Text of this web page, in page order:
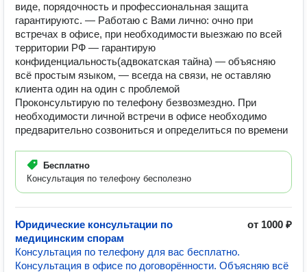
виде, порядочность и профессиональная защита
гарантируютс. ️— Работаю с Вами лично: очно при
встречах в офисе, при необходимости выезжаю по всей
территории РФ ️— гарантирую
конфиденциальность(адвокатская тайна) ️— объясняю
всё простым языком, ️— всегда на связи, не оставляю
клиента один на один с проблемой️
Проконсультирую по телефону безвозмездно. При
необходимости личной встречи в офисе необходимо
предварительно созвониться и определиться по времени
Бесплатно
Консультация по телефону бесполезно
Юридические консультации по
медицинским спорам
от 1000 ₽
Консультация по телефону для вас бесплатно.
Консультация в офисе по договорённости. Объясняю всё